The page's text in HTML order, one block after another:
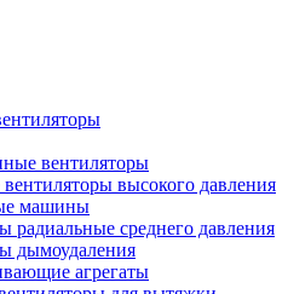
вентиляторы
высокого давления
машины
радиальные среднего давления
дымоудаления
агрегаты